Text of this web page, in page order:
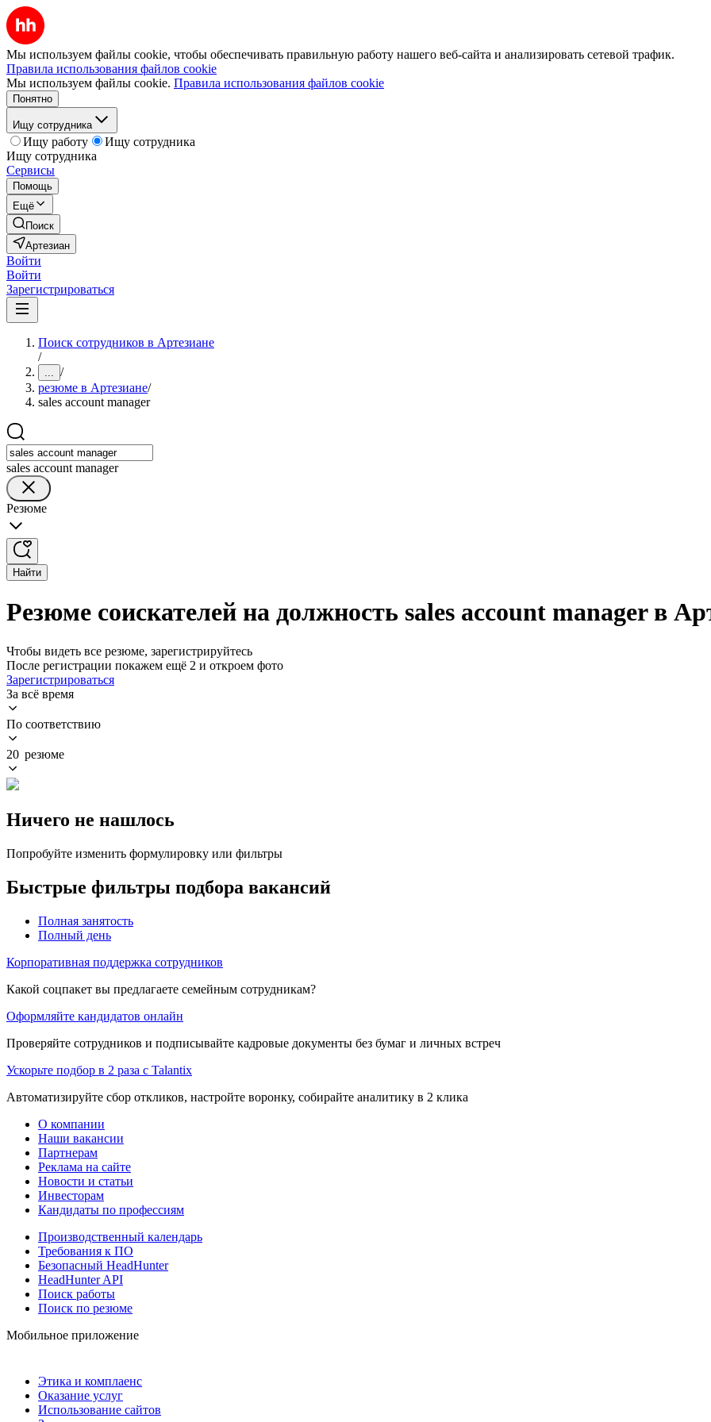
Мы используем файлы cookie, чтобы обеспечивать правильную работу нашего веб-сайта и анализировать сетевой трафик.
Правила использования файлов cookie
Мы используем файлы cookie. Правила использования файлов cookie
Понятно
Ищу сотрудника
Ищу работу
Ищу сотрудника
Ищу сотрудника
Сервисы
Помощь
Ещё
Поиск
Артезиан
Войти
Войти
Зарегистрироваться
Поиск сотрудников в Артезиане
/
... /
резюме в Артезиане/
sales account manager
sales account manager
Резюме
Найти
Резюме соискателей на должность sales account manager в
Чтобы видеть все резюме, зарегистрируйтесь
После регистрации покажем ещё 2 и откроем фото
Зарегистрироваться
За всё время
По соответствию
20 резюме
Ничего не нашлось
Попробуйте изменить формулировку или фильтры
Быстрые фильтры подбора вакансий
Полная занятость
Полный день
Корпоративная поддержка сотрудников
Какой соцпакет вы предлагаете семейным сотрудникам?
Оформляйте кандидатов онлайн
Проверяйте сотрудников и подписывайте кадровые документы без бумаг и личных встреч
Ускорьте подбор в 2 раза с Talantix
Автоматизируйте сбор откликов, настройте воронку, собирайте аналитику в 2 клика
О компании
Наши вакансии
Партнерам
Реклама на сайте
Новости и статьи
Инвесторам
Кандидаты по профессиям
Производственный календарь
Требования к ПО
Безопасный HeadHunter
HeadHunter API
Поиск работы
Поиск по резюме
Мобильное приложение
Этика и комплаенс
Оказание услуг
Использование сайтов